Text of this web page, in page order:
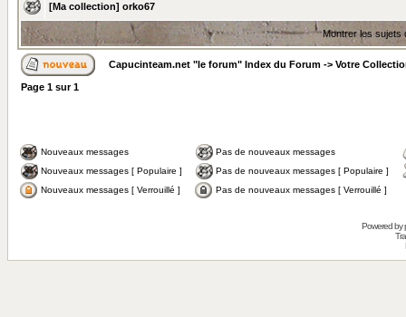
[Ma collection] orko67
Montrer les sujets
Capucinteam.net "le forum" Index du Forum -> Votre
Page 1 sur1
Nouveaux messages
Pas de nouveaux messages
Nouveaux messages [ Populaire ]
Pas de nouveaux messages [ Populaire ]
Nouveaux messages [ Verrouillé ]
Pas de nouveaux messages [ Verrouillé ]
Powered by